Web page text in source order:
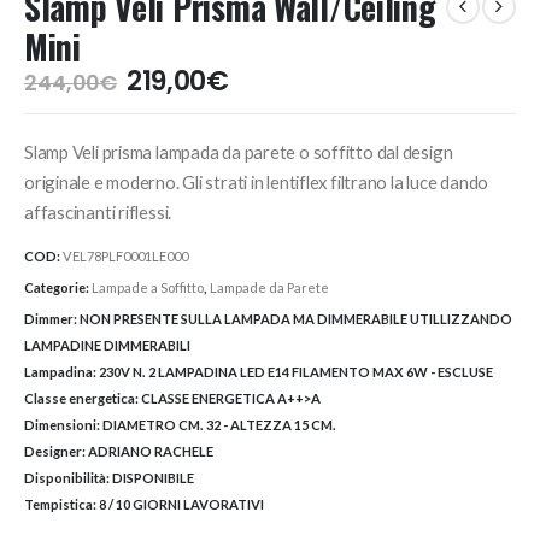
Mini
244,00€ Il
prezzo
era:
244,00€.
219,00€Il
prezzo
è:
219,00€.
Slamp Veli prisma lampada da parete o soffitto dal design
originale e moderno. Gli strati in lentiflex filtrano la luce dando
affascinanti riflessi.
COD:VEL78PLF0001LE000
Categorie: Lampade a Soffitto Lampade da Parete
Dimmer:NON PRESENTE SULLA LAMPADA MA DIMMERABILE UTILLIZZANDO
LAMPADINE DIMMERABILI
Lampadina: 230V N. 2 LAMPADINA LED E14 FILAMENTO MAX 6W - ESCLUSE
Classe energetica:CLASSE ENERGETICA A++>A
Dimensioni:DIAMETRO CM. 32 - ALTEZZA 15 CM.
Designer: ADRIANO RACHELE
Disponibilità:DISPONIBILE
Tempistica:8 / 10 GIORNI LAVORATIVI